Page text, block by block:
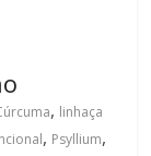
, linhaça
, Psyllium,